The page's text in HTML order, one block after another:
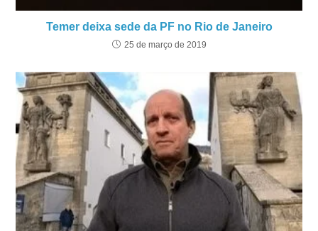
Temer deixa sede da PF no Rio de Janeiro
25 de março de 2019